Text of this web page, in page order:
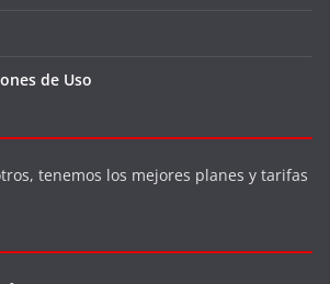
de Uso
tenemos los mejores planes y tarifas